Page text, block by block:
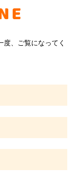
度、ご覧になってく